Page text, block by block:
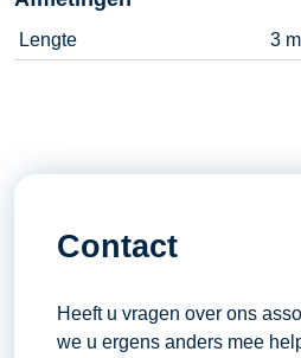
Lengte 3
Contact
Heeft u vragen over ons
we u ergens anders mee